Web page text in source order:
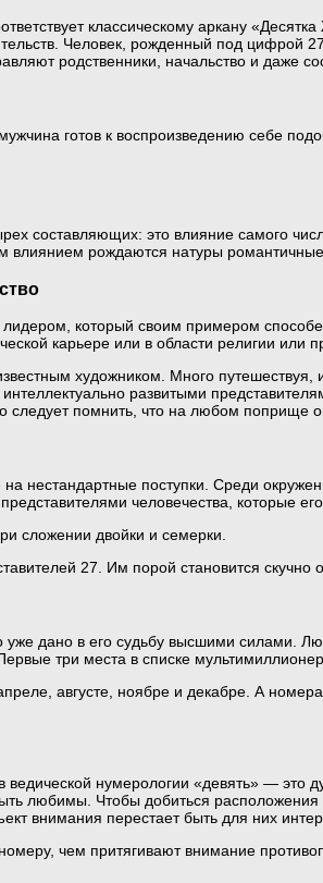
классическому аркану
Человек, рожденный под цифрой
родственники, начальство и даже
готов к воспроизведению себе
составляющих: это влияние самого
рождаются натуры
который своим примером
карьере или в области религии или
художником. Много
развитыми
помнить, что на любом поприще
нестандартные поступки. Среди
человечества, которые
сложении двойки и семерки.
27. Им порой становится скучно
уже дано в его судьбу высшими силами.
три места в списке
августе, ноябре и декабре. А
ведической нумерологии «девять» —
любимы. Чтобы добиться
внимания перестает быть для них
чем притягивают внимание